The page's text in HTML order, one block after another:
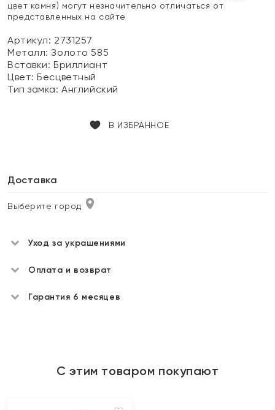
цвет камня) могут незначительно отличаться от
представленных на сайте
Артикул: 2731257
Металл:Золото 585
Вставки:Бриллиант
Цвет:Бесцветный
Тип замка:Английский
В ИЗБРАННОЕ
Доставка
Выберите город
Уход за украшениями
Оплата и возврат
Гарантия 6 месяцев
С этим товаром покупают